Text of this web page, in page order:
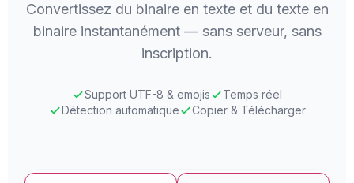
Convertissez du binaire en texte et du texte en
binaire instantanément — sans serveur, sans
inscription.
Support UTF-8 & emojis
Temps réel
Détection automatique
Copier & Télécharger